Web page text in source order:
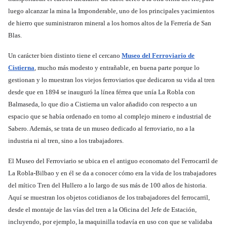
luego alcanzar la mina la Imponderable, uno de los principales yacimientos
de hierro que suministraron mineral a los hornos altos de la Ferrería de San
Blas.
Un carácter bien distinto tiene el cercano Museo del Ferroviario de
Cistierna , mucho más modesto y entrañable, en buena parte porque lo
gestionan y lo muestran los viejos ferroviarios que dedicaron su vida al tren
desde que en 1894 se inauguró la línea férrea que unía La Robla con
Balmaseda, lo que dio a Cistierna un valor añadido con respecto a un
espacio que se había ordenado en torno al complejo minero e industrial de
Sabero. Además, se trata de un museo dedicado al ferroviario, no a la
industria ni al tren, sino a los trabajadores.
El Museo del Ferroviario se ubica en el antiguo economato del Ferrocarril de
La Robla-Bilbao y en él se da a conocer cómo era la vida de los trabajadores
del mítico Tren del Hullero a lo largo de sus más de 100 años de historia.
Aquí se muestran los objetos cotidianos de los trabajadores del ferrocarril,
desde el montaje de las vías del tren a la Oficina del Jefe de Estación,
incluyendo, por ejemplo, la maquinilla todavía en uso con que se validaba